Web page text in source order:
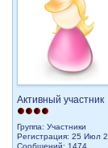
Активный участник
Группа: Участники
Регистрация: 25 Июл
Сообщений: 1474